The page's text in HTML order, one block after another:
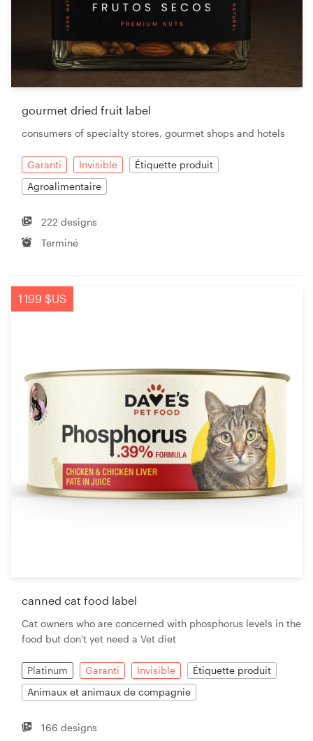
gourmet dried fruit label
consumers of specialty stores, gourmet shops and hotels
Garanti Invisible
Étiquette produit
Agroalimentaire
222 designs
Terminé
1 199 $US
canned cat food label
Cat owners who are concerned with phosphorus levels in the
food but don't yet need a Vet diet
Platinum Garanti Invisible
Étiquette produit
Animaux et animaux de compagnie
166 designs